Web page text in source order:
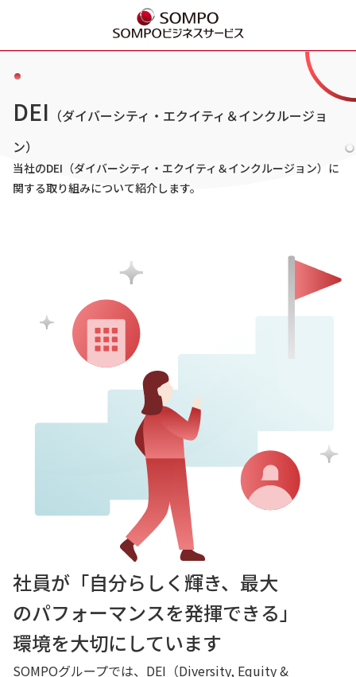
DEI （ダイバーシティ・エクイティ＆インクルージョ
ン）
当社のDEI （ダイバーシティ・エクイティ＆インクルージョン） に
関する取り組みについて紹介します。
社員が「自分らしく輝き、最大
のパフォーマンスを発揮できる」
環境を大切にしています
SOMPOグループでは、DEI（Diversity, Equity &